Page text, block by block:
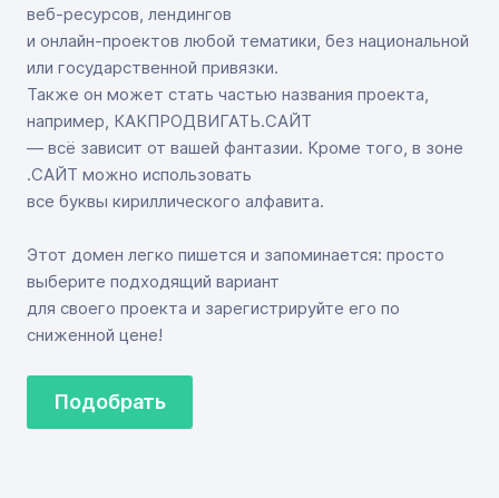
веб-ресурсов, лендингов
и онлайн-проектов любой тематики, без национальной
или государственной привязки.
Также он может стать частью названия проекта,
например, КАКПРОДВИГАТЬ.САЙТ
— всё зависит от вашей фантазии. Кроме того, в зоне
.САЙТ можно использовать
все буквы кириллического алфавита.
Этот домен легко пишется и запоминается: просто
выберите подходящий вариант
для своего проекта и зарегистрируйте его по
сниженной цене!
Подобрать